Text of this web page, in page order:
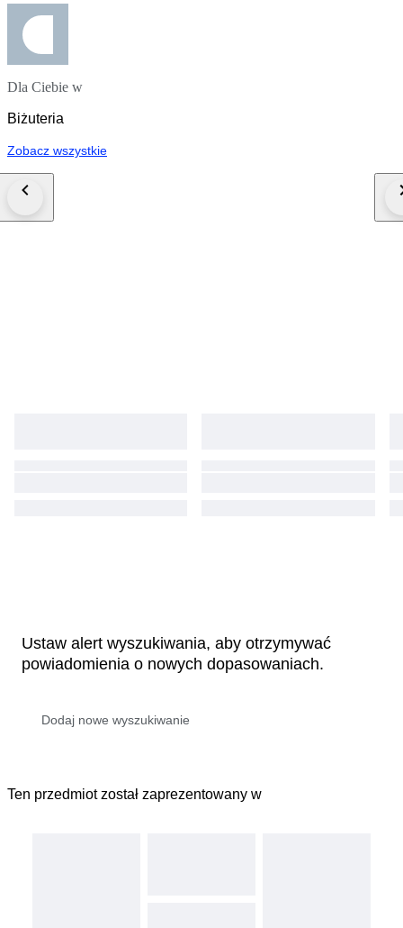
Dla Ciebie w
Biżuteria
Zobacz wszystkie
Ustaw alert wyszukiwania, aby otrzymywać
powiadomienia o nowych dopasowaniach.
Ten przedmiot został zaprezentowany w